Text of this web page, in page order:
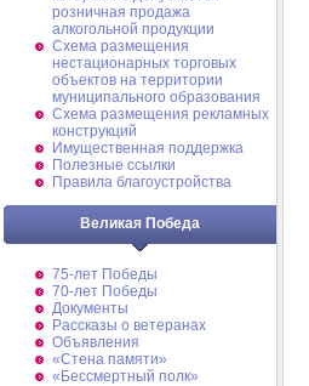
розничная продажа
алкогольной продукции
Схема размещения
нестационарных торговых
объектов на территории
муниципального образования
Схема размещения рекламных
конструкций
Имущественная поддержка
Полезные ссылки
Правила благоустройства
Великая Победа
75-лет Победы
70-лет Победы
Документы
Рассказы о ветеранах
Объявления
«Стена памяти»
«Бессмертный полк»